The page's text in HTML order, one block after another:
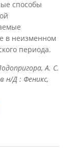
способы
в неизменном
периода.
А. С.
н/Д : Феникс,